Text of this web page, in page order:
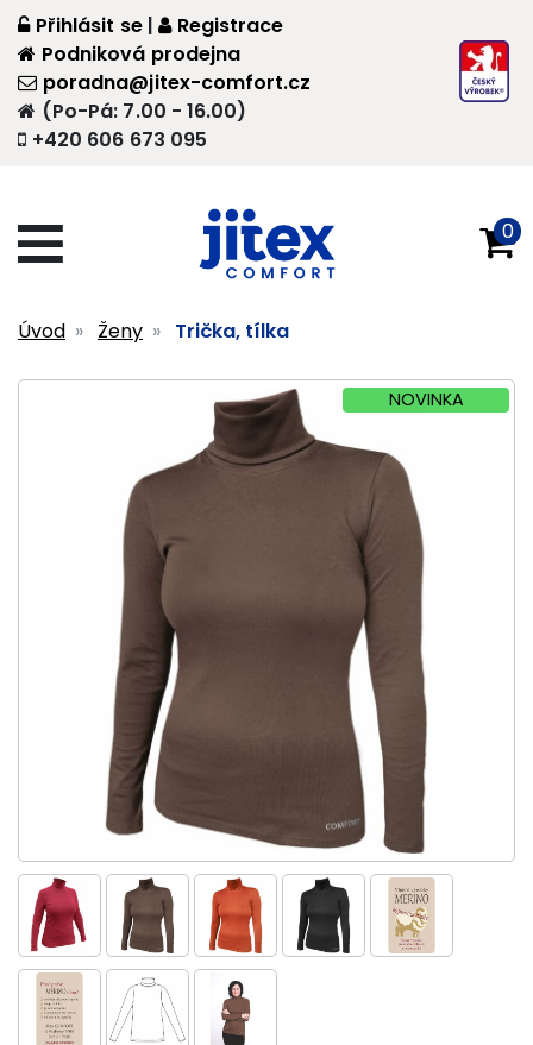
+420 606 673 095
(Po-Pá: 7.00 - 16.00)
poradna@jitex-comfort.cz
Přihlásit se |
Registrace
Podniková prodejna
0
Úvod Ženy Trička, tílka
NOVINKA